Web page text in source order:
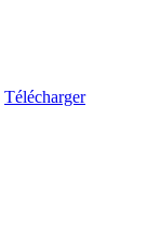
Télécharger